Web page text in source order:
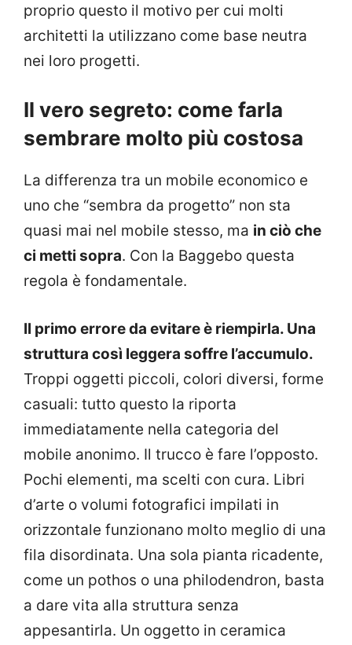
proprio questo il motivo per cui molti
architetti la utilizzano come base neutra
nei loro progetti.
Il vero segreto: come farla
sembrare molto più costosa
La differenza tra un mobile economico e
uno che “sembra da progetto” non sta
quasi mai nel mobile stesso, ma in ciò che
ci metti sopra. Con la Baggebo questa
regola è fondamentale.
Il primo errore da evitare è riempirla. Una
struttura così leggera soffre l’accumulo.
Troppi oggetti piccoli, colori diversi, forme
casuali: tutto questo la riporta
immediatamente nella categoria del
mobile anonimo. Il trucco è fare l’opposto.
Pochi elementi, ma scelti con cura. Libri
d’arte o volumi fotografici impilati in
orizzontale funzionano molto meglio di una
fila disordinata. Una sola pianta ricadente,
come un pothos o una philodendron, basta
a dare vita alla struttura senza
appesantirla. Un oggetto in ceramica